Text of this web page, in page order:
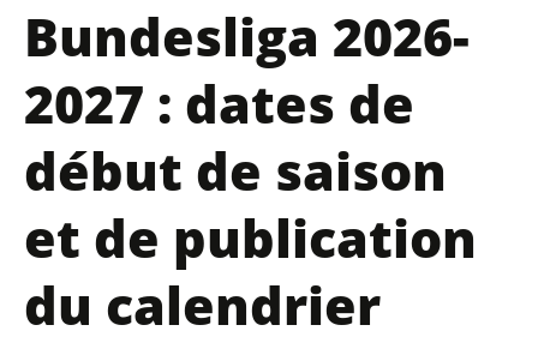
Bundesliga 2026-
2027 : dates de
début de saison
et de publication
du calendrier